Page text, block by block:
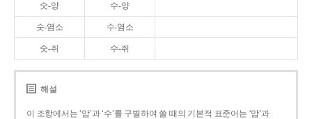
숫-양 수-양
숫-염소 수-염소
숫-쥐 수-쥐
해설
이 조항에서는 ‘암’과 ‘수’를 구별하여 쓸 때의 기본적 표준어는 ‘암’과